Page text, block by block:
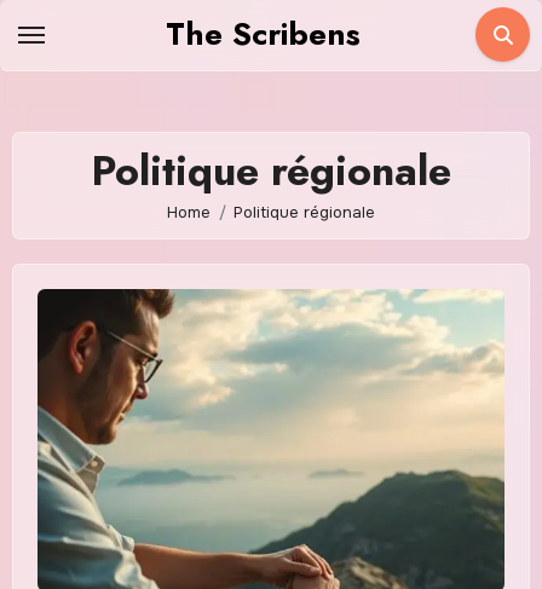
The Scribens
Politique régionale
Home Politique régionale